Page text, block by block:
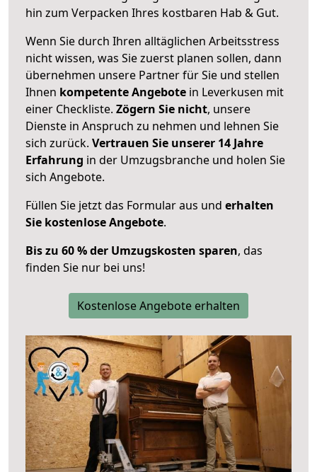
hin zum Verpacken Ihres kostbaren Hab & Gut.
Wenn Sie durch Ihren alltäglichen Arbeitsstress
nicht wissen, was Sie zuerst planen sollen, dann
übernehmen unsere Partner für Sie und stellen
Ihnen kompetente Angebote in Leverkusen mit
einer Checkliste. Zögern Sie nicht, unsere
Dienste in Anspruch zu nehmen und lehnen Sie
sich zurück. Vertrauen Sie unserer 14 Jahre
Erfahrung in der Umzugsbranche und holen Sie
sich Angebote.
Füllen Sie jetzt das Formular aus und erhalten
Sie kostenlose Angebote.
Bis zu 60 % der Umzugskosten sparen, das
finden Sie nur bei uns!
Kostenlose Angebote erhalten